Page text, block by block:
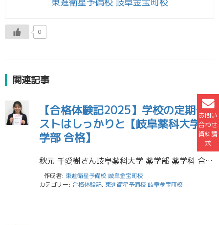
お問い
合わせ
資料請
求
0
関連記事
【合格体験記2025】学校の定期テ
ストはしっかりと【岐阜薬科大学 薬
学部 合格】
秋元 千愛樹さん岐阜薬科大学 薬学部 薬学科 合格！【岐阜高校】 私は今回、岐阜薬科大学に推薦入試という形で合格しました。受験勉強を通して私が感じたことを、３つほど後輩の皆さんに伝えたいと思います。 私は１年生や２年生の […]
作成者: 東進衛星予備校 岐阜金宝町校
カテゴリー: 合格体験記, 東進衛星予備校 岐阜金宝町校